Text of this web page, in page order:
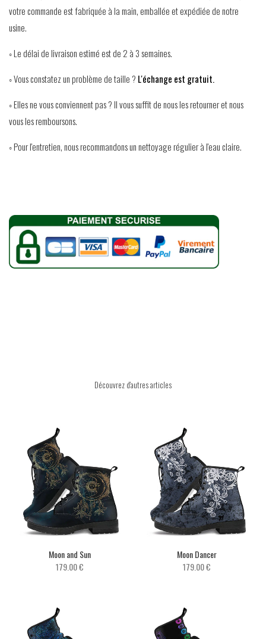
votre commande est fabriquée à la main, emballée et expédiée de notre
usine.
◦ Le délai de livraison estimé est de 2 à 3 semaines.
◦ Vous constatez un problème de taille ? L'échange est gratuit.
◦ Elles ne vous conviennent pas ? Il vous suffit de nous les retourner et nous
vous les remboursons.
◦ Pour l'entretien, nous recommandons un nettoyage régulier à l'eau claire.
Découvrez d'autres articles
Moon and Sun
179.00 €
Moon Dancer
179.00 €